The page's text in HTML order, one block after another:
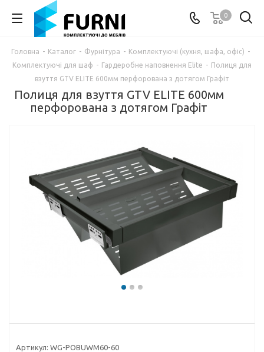
0
Головна - Каталог - Фурнітура - Комплектуючі (кухня, шафа, офіс) -
Комплектуючі для шаф - Гардеробне наповнення Elite - Полиця для
взуття GTV ELITE 600мм перфорована з дотягом Графіт
Полиця для взуття GTV ELITE 600мм
перфорована з дотягом Графіт
Артикул: WG-POBUWM60-60